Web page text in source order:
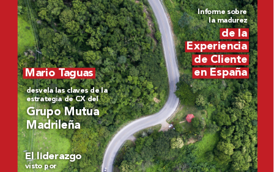
Mario Taguas
desvela las claves de la
estrategia de CX del
Grupo Mutua
Madrileña
Informe sobre
la madurez
de la
Experiencia
de Cliente
en España
El liderazgo
visto por